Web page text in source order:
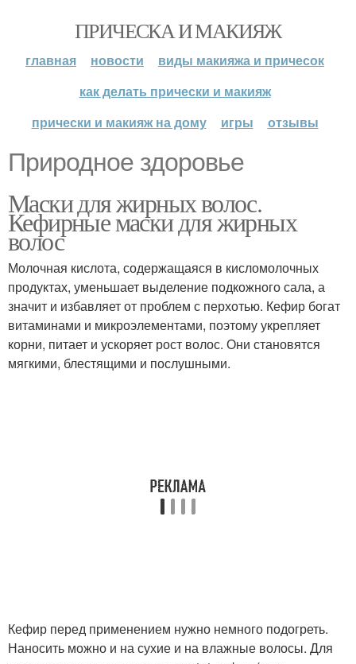
ПРИЧЕСКА И МАКИЯЖ
главная новости
виды макияжа и причесок
как делать прически и макияж
прически и макияж на дому
игры отзывы
Природное здоровье
Маски для жирных волос.
Кефирные маски для жирных
волос
Молочная кислота, содержащаяся в кисломолочных
продуктах, уменьшает выделение подкожного сала, а
значит и избавляет от проблем с перхотью. Кефир богат
витаминами и микроэлементами, поэтому укрепляет
корни, питает и ускоряет рост волос. Они становятся
мягкими, блестящими и послушными.
Кефир перед применением нужно немного подогреть.
Наносить можно и на сухие и на влажные волосы. Для